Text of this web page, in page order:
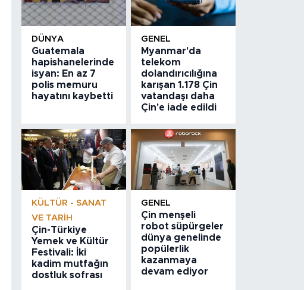
DÜNYA
Guatemala
hapishanelerinde
isyan: En az 7
polis memuru
hayatını kaybetti
GENEL
Myanmar'da
telekom
dolandırıcılığına
karışan 1.178 Çin
vatandaşı daha
Çin'e iade edildi
KÜLTÜR - SANAT
VE TARIH
Çin-Türkiye
Yemek ve Kültür
Festivali: İki
kadim mutfağın
dostluk sofrası
GENEL
Çin menşeli
robot süpürgeler
dünya genelinde
popülerlik
kazanmaya
devam ediyor